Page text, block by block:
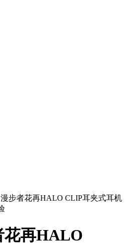
步者花再HALO CLIP耳夹式耳机
花再HALO